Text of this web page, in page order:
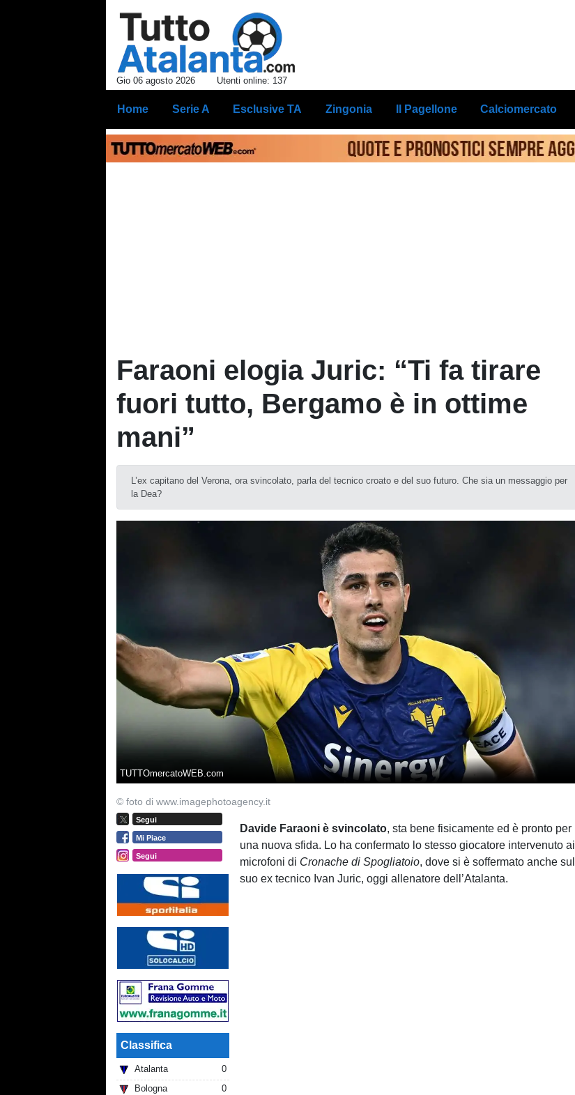
Gio 06 agosto 2026 Utenti online: 137
Home Serie A Esclusive TA Zingonia Il Pagellone Calciomercato
Faraoni elogia Juric: “Ti fa tirare
fuori tutto, Bergamo è in ottime
mani”
L’ex capitano del Verona, ora svincolato, parla del tecnico croato e del suo futuro. Che sia un messaggio per
la Dea?
TUTTOmercatoWEB.com
© foto di www.imagephotoagency.it
Segui
Mi Piace
Segui
Classifica
Atalanta
0
Bologna
0
Davide Faraoni è svincolato, sta bene fisicamente ed è pronto per
una nuova sfida. Lo ha confermato lo stesso giocatore intervenuto ai
microfoni di Cronache di Spogliatoio, dove si è soffermato anche sul
suo ex tecnico Ivan Juric, oggi allenatore dell’Atalanta.